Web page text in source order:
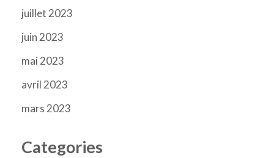
juillet 2023
juin 2023
mai 2023
avril 2023
mars 2023
Categories